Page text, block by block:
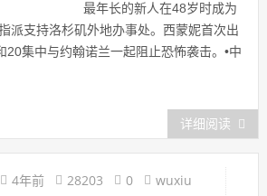
最年长的新人在48岁时成为
派支持洛杉矶外地办事处。西蒙妮首次出
20集中与约翰诺兰一起阻止恐怖袭击。•中
详细阅读
4年前 28203 0 wuxiu